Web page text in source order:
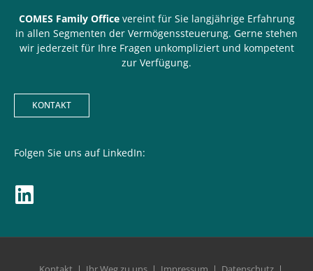
COMES Family Office vereint für Sie langjährige Erfahrung
in allen Segmenten der Vermögenssteuerung. Gerne stehen
wir jederzeit für Ihre Fragen unkompliziert und kompetent
zur Verfügung.
KONTAKT
Folgen Sie uns auf LinkedIn: